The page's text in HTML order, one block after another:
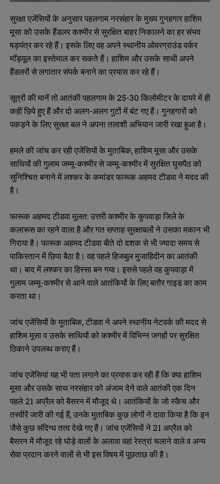
सुरक्षा एजेंसियों के अनुसार पहलगाम नरसंहार के मुख्य गुनहगार हाशिम
मूसा को उसके हैंडलर कश्मीर से सुरक्षित बाहर निकालने का हर संभव
षड्यंत्र कर रहे हैं। इसके लिए वह अपने स्थानीय ओवरग्राउंड वर्कर
मॉड्यूल का इस्तेमाल कर सकते हैं। हाशिम और उसके साथी अपने
हैंडलरों से लगातार संपर्क बनाने का प्रयास कर रहे हैं।
सूत्रों की मानें तो आतंकी पहलगाम के 25-30 किलोमीटर के दायरे में ही
कहीं छिपे हुए हैं और दो अलग-अलग गुटों में बंट गए हैं। गुनहगारों को
पकड़ने के लिए सुरक्षा बल ने अपना तलाशी अभियान जारी रखा हुआ है।
हमले की जांच कर रही एजेंसियों के मुताबिक, हाशिम मूसा और उसके
साथियों की गुलाम जम्मू-कश्मीर से जम्मू-कश्मीर में सुरक्षित घुसपैठ को
सुनिश्चित बनाने में लश्कर के कमांडर फारूक अहमद टीडवा ने मदद की
है।
फारूक अहमद टीडवा मूलत: उत्तरी कश्मीर के कुपवाड़ा जिले के
कलारूस का रहने वाला है और गत सप्ताह सुरक्षाबलों ने उसका मकान भी
गिराया है। फारूक अहमद टीडवा बीते दो दशक से भी ज्यादा समय से
पाकिस्तान में छिपा बैठा है। वह पहले हिजबुल मुजाहिदीन का आतंकी
था। बाद में लश्कर का हिस्सा बन गया। इससे पहले वह कुपवाड़ा में
गुलाम जम्मू-कश्मीर से आने वाले आतंकियों के लिए बतौर गाइड का काम
करता था।
जांच एजेंसियों के मुताबिक, टीडवा ने अपने स्थानीय नेटवर्क की मदद से
हाशिम मूसा व उसके साथियों को कश्मीर में विभिन्न जगहों पर सुरक्षित
ठिकाने उपलब्ध कराए हैं।
जांच एजेंसियां यह भी पता लगाने का प्रयास कर रही हैं कि क्या हाशिम
मूसा और उसके साथ नरसंहार को अंजाम देने वाले आतंकी एक दिन
पहले 21 अप्रैल को बैसरन में मौजूद थे। आतंकियों के जो स्कैच और
तस्वीरें जारी की गई हैं, उनके मुताबिक कुछ लोगों ने दावा किया है कि इन
जैसे कुछ संदिग्ध तत्व देखे गए हैं। जांच एजेंसियों ने 21 अप्रैल को
बैसरन में मौजूद रहे घोड़े वालों के अलावा वहां रेस्त्रां चलाने वाले व अन्य
सेवा प्रदान करने वालों से भी इस विषय में पूछताछ की है।